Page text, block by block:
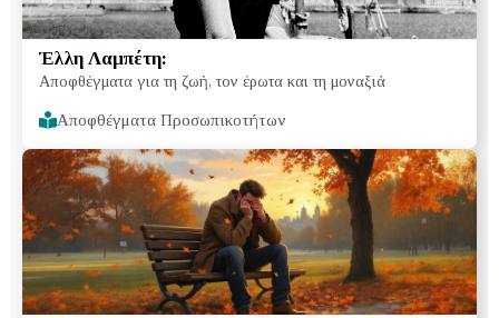
Έλλη Λαμπέτη:
Αποφθέγματα για τη ζωή, τον έρωτα και τη μοναξιά
Αποφθέγματα Προσωπικοτήτων